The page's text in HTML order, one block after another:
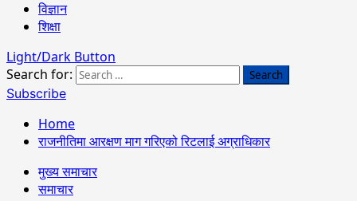
विज्ञान
शिक्षा
Light/Dark Button
Search for:
Subscribe
Home
राजनीतिमा आरक्षण माग गरिएको रिटलाई अग्राधिकार
मुख्य समाचार
समाचार